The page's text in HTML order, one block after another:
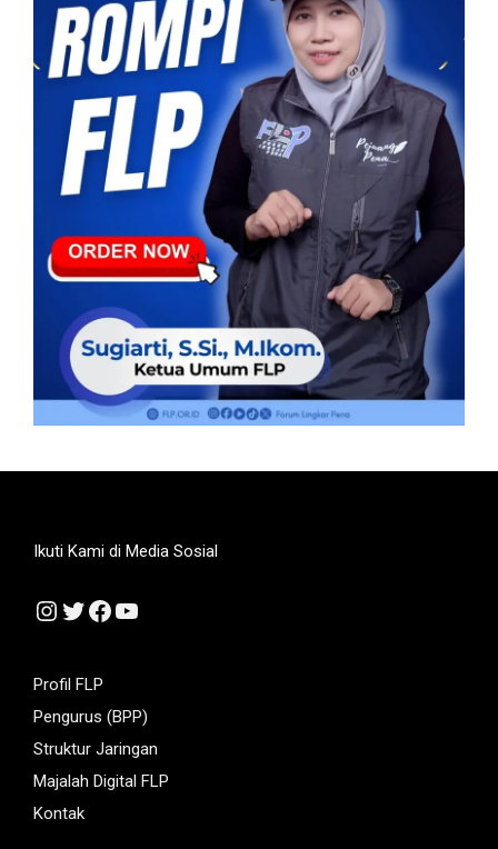
Ikuti Kami di Media Sosial
Instagram
Twitter
Facebook
YouTube
Profil FLP
Pengurus (BPP)
Struktur Jaringan
Majalah Digital FLP
Kontak